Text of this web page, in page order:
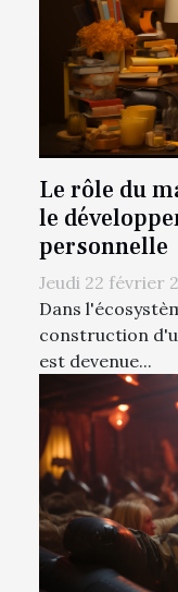
Le rôle du
le
personnelle
Jeudi 22 février
Dans
construction
est devenue...